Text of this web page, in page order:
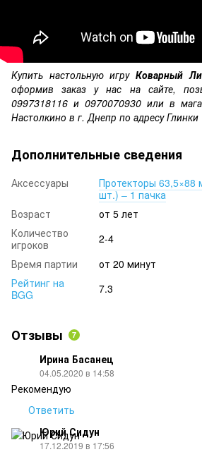
Купить настольную игруКоварный
оформив заказ у нас на сайте,
0997318116 и 0970070930 или в
Настолкино в г. Днепр по адресу
Дополнительные сведения
Аксессуары
Протекторы 63,5×88
шт.) – 1 пачка
Возраст
от 5 лет
Количество
игроков
2-4
Время партии
от 20 минут
Рейтинг на
BGG
7.3
Отзывы 7
Ирина Басанец
04.05.2020 в 14:58
Рекомендую
Ответить
Юрий Сидун
17.12.2019 в 17:56